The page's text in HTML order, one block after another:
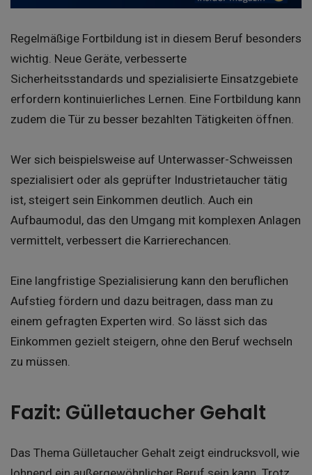
Regelmäßige Fortbildung ist in diesem Beruf besonders
wichtig. Neue Geräte, verbesserte
Sicherheitsstandards und spezialisierte Einsatzgebiete
erfordern kontinuierliches Lernen. Eine Fortbildung kann
zudem die Tür zu besser bezahlten Tätigkeiten öffnen.
Wer sich beispielsweise auf Unterwasser-Schweissen
spezialisiert oder als geprüfter Industrietaucher tätig
ist, steigert sein Einkommen deutlich. Auch ein
Aufbaumodul, das den Umgang mit komplexen Anlagen
vermittelt, verbessert die Karrierechancen.
Eine langfristige Spezialisierung kann den beruflichen
Aufstieg fördern und dazu beitragen, dass man zu
einem gefragten Experten wird. So lässt sich das
Einkommen gezielt steigern, ohne den Beruf wechseln
zu müssen.
Fazit: Gülletaucher Gehalt
Das Thema Gülletaucher Gehalt zeigt eindrucksvoll, wie